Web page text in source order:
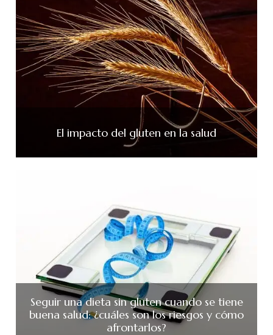
El impacto del gluten en la salud
Seguir una dieta sin gluten cuando se tiene
buena salud: ¿cuáles son los riesgos y cómo
afrontarlos?